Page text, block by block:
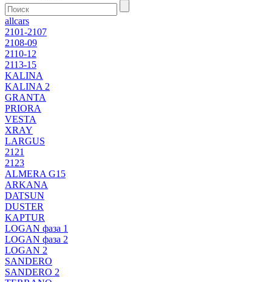
allcars
2101-2107
2108-09
2110-12
2113-15
KALINA
KALINA 2
GRANTA
PRIORA
VESTA
XRAY
LARGUS
2121
2123
ALMERA G15
ARKANA
DATSUN
DUSTER
KAPTUR
LOGAN фаза 1
LOGAN фаза 2
LOGAN 2
SANDERO
SANDERO 2